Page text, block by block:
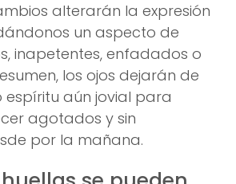
alterarán la expresión
un aspecto de
inapetentes, enfadados o
los ojos dejarán de
espíritu aún jovial para
agotados y sin
por la mañana.